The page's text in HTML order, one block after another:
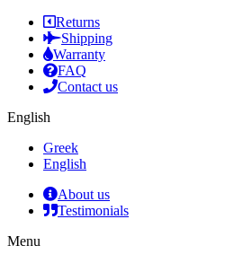
Returns
Shipping
Warranty
FAQ
Contact us
English
Greek
English
About us
Testimonials
Menu